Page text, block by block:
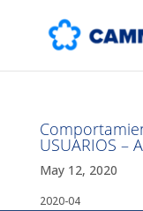
USUARIOS –
May 12, 2020
2020-04